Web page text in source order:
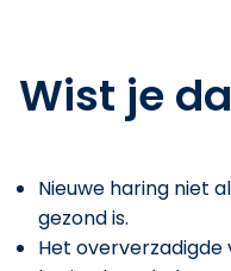
Wist je
Nieuwe haring niet
gezond is.
Het oververzadigde